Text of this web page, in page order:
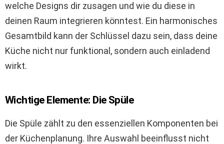
welche Designs dir zusagen und wie du diese in
deinen Raum integrieren könntest. Ein harmonisches
Gesamtbild kann der Schlüssel dazu sein, dass deine
Küche nicht nur funktional, sondern auch einladend
wirkt.
Wichtige Elemente: Die Spüle
Die Spüle zählt zu den essenziellen Komponenten bei
der Küchenplanung. Ihre Auswahl beeinflusst nicht